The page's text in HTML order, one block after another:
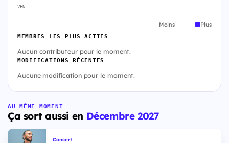
VEN
Moins Plus
MEMBRES LES PLUS ACTIFS
Aucun contributeur pour le moment.
MODIFICATIONS RÉCENTES
Aucune modification pour le moment.
AU MÊME MOMENT
Ça sort aussi en Décembre 2027
Concert